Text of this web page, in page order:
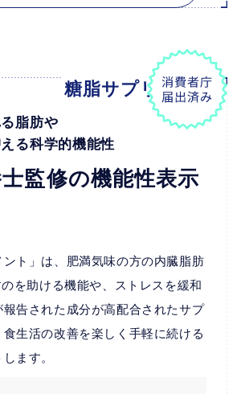
糖脂サプリメント
脂肪や
る科学的機能性
監修の機能性表示
ント」は、肥満気味の方の内臓脂肪
を助ける機能や、ストレスを緩和
告された成分が高配合されたサプ
食生活の改善を楽しく手軽に続ける
ます。